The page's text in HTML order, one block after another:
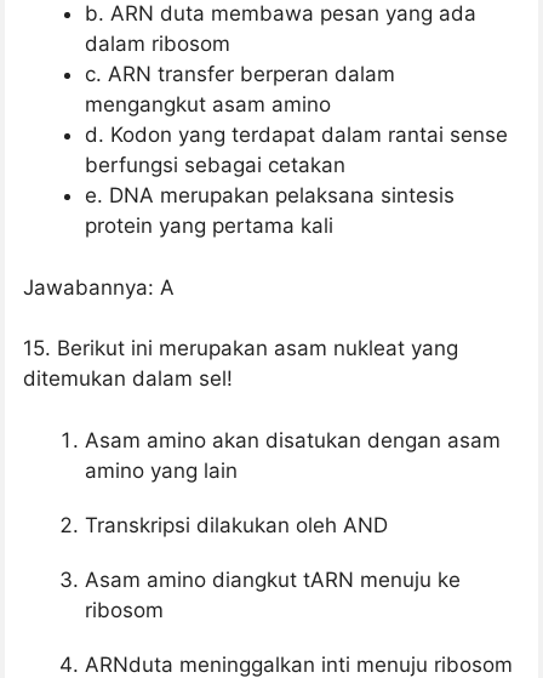
b. ARN duta membawa pesan yang ada
dalam ribosom
c. ARN transfer berperan dalam
mengangkut asam amino
d. Kodon yang terdapat dalam rantai sense
berfungsi sebagai cetakan
e. DNA merupakan pelaksana sintesis
protein yang pertama kali
Jawabannya: A
15. Berikut ini merupakan asam nukleat yang
ditemukan dalam sel!
Asam amino akan disatukan dengan asam
amino yang lain
Transkripsi dilakukan oleh AND
Asam amino diangkut tARN menuju ke
ribosom
ARNduta meninggalkan inti menuju ribosom